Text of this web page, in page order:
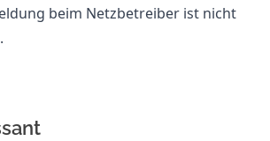
beim Netzbetreiber ist nicht